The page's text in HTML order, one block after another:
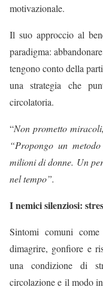
motivazionale.
Il suo approccio al
paradigma:
tengono conto della
una strategia che
circolatoria.
“Non prometto
“Propongo un
milioni di donne. Un
nel tempo”.
I nemici silenziosi:
Sintomi comuni
dimagrire, gonfiore e
una condizione di
circolazione e il modo